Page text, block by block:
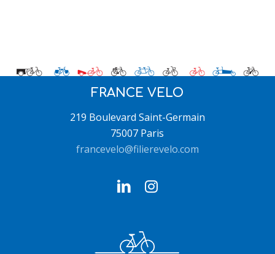
FRANCE VELO
219 Boulevard Saint-Germain
75007 Paris
francevelo@filierevelo.com